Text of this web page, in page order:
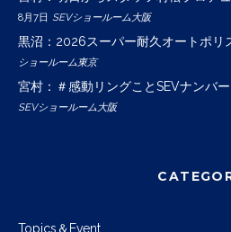
8月7日 SEVショールーム大阪
黒沼：2026スーパー耐久オートポ
ショールーム東京
宮村：＃感動リングことSEVナンバ
SEVショールーム大阪
Topics＆Event